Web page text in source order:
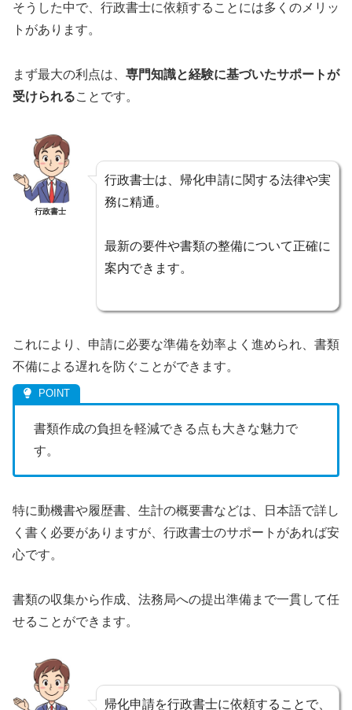
そうした中で、行政書士に依頼することには多くのメリッ
トがあります。
まず最大の利点は、 専門知識と経験に基づいたサポートが
受けられることです。
行政書士
行政書士は、帰化申請に関する法律や実
務に精通。
最新の要件や書類の整備について正確に
案内できます。
これにより、申請に必要な準備を効率よく進められ、書類
不備による遅れを防ぐことができます。
書類作成の負担を軽減できる点も大きな魅力で
す。
特に動機書や履歴書、生計の概要書などは、日本語で詳し
く書く必要がありますが、行政書士のサポートがあれば安
心です。
書類の収集から作成、法務局への提出準備まで一貫して任
せることができます。
帰化申請を行政書士に依頼することで、